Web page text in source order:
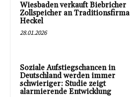
Wiesbaden verkauft Biebricher
Zollspeicher an Traditionsfirma
Heckel
28.01.2026
Soziale Aufstiegschancen in
Deutschland werden immer
schwieriger: Studie zeigt
alarmierende Entwicklung